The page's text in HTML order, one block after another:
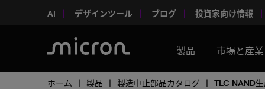
AI デザインツール ブログ 投資家向け情報
製品 市場と産業
ホーム 製品 製造中止部品カタログ TLC NAND